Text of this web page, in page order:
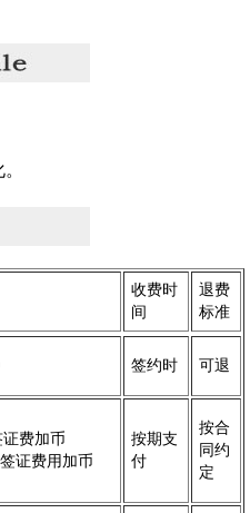
收费时
间
退费
标准
签约时 可退
证费加币
证费用加币
按期支
付
按合
同约
定